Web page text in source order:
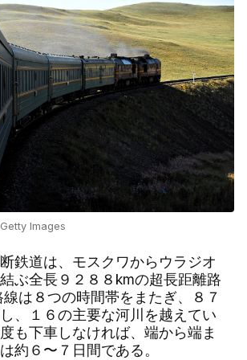
Images
鉄道は、モスクワからウラジオ
ぶ全長９２８８kmの超長距離路
は８つの時間帯をまたぎ、８７
、１６の主要な河川を越えてい
も下車しなければ、端から端ま
約６〜７日間である。